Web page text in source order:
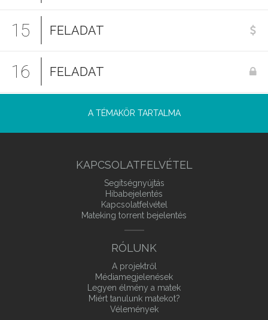
15 FELADAT
16 FELADAT
A TÉMAKÖR TARTALMA
KAPCSOLATFELVÉTEL
Segítségnyújtás
Hibabejelentés
Kapcsolatfelvétel
Mateking torrent bejelentés
RÓLUNK
A projektről
Médiamegjelenések
Legyen élmény a matek
Miért tanulunk matekot?
Vélemények